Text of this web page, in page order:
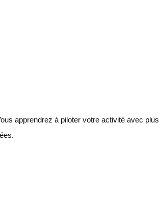
apprendrez à piloter votre activité avec plus